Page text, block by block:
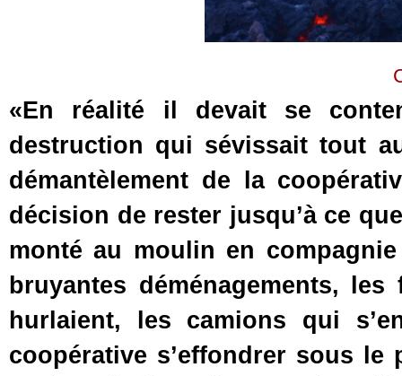
«En réalité il devait se
destruction qui sévissait tout
démantèlement de la
décision de rester jusqu’à ce
monté au moulin en
bruyantes déménagements,
hurlaient, les camions qui
coopérative s’effondrer sous